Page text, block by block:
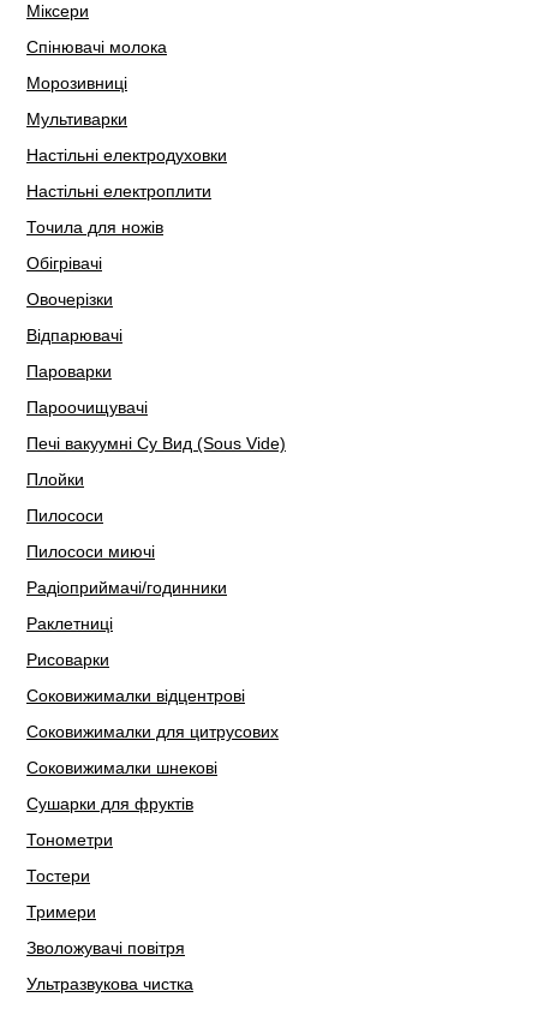
Міксери
Спінювачі молока
Морозивниці
Мультиварки
Настільні електродуховки
Настільні електроплити
Точила для ножів
Обігрівачі
Овочерізки
Відпарювачі
Пароварки
Пароочищувачі
Печі вакуумні Су Вид (Sous Vide)
Плойки
Пилососи
Пилососи миючі
Радіоприймачі/годинники
Раклетниці
Рисоварки
Соковижималки відцентрові
Соковижималки для цитрусових
Соковижималки шнекові
Сушарки для фруктів
Тонометри
Тостери
Тримери
Зволожувачі повітря
Ультразвукова чистка